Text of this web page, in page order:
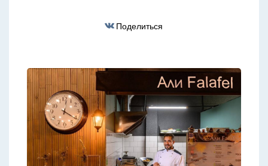
Поделиться